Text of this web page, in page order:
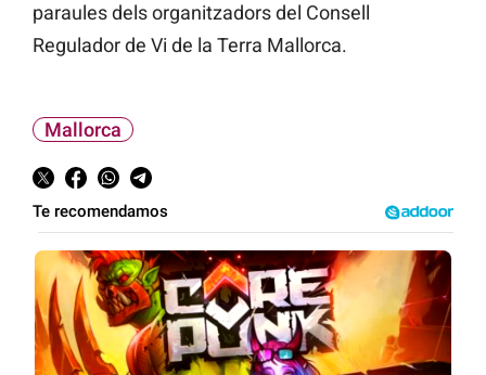
paraules dels organitzadors del Consell
Regulador de Vi de la Terra Mallorca.
Mallorca